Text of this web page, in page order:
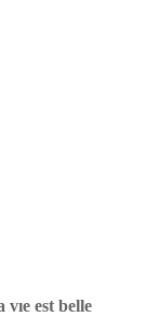
vıe est belle